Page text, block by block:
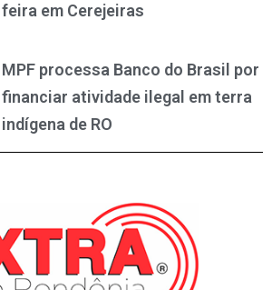
feira em Cerejeiras
MPF processa Banco do Brasil por
financiar atividade ilegal em terra
indígena de RO